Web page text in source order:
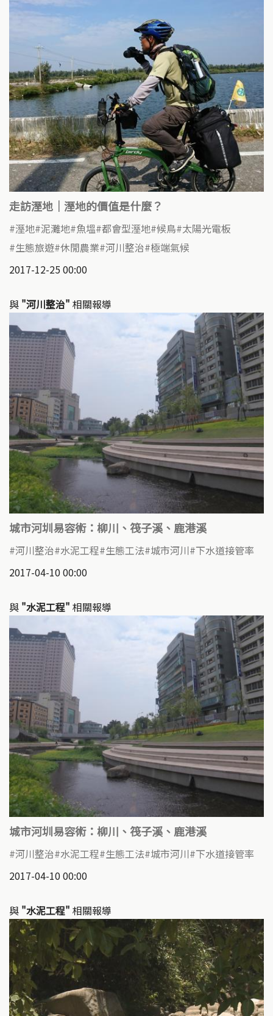
走訪溼地｜溼地的價值是什麼？
溼地 泥灘地 魚塭 都會型溼地 候鳥 太陽光電板
生態旅遊 休閒農業 河川整治 極端氣候
2017-12-25 00:00
與 "河川整治" 相關報導
城市河圳易容術：柳川、筏子溪、鹿港溪
河川整治 水泥工程 生態工法 城市河川 下水道接管率
2017-04-10 00:00
與 "水泥工程" 相關報導
城市河圳易容術：柳川、筏子溪、鹿港溪
河川整治 水泥工程 生態工法 城市河川 下水道接管率
2017-04-10 00:00
與 "水泥工程" 相關報導